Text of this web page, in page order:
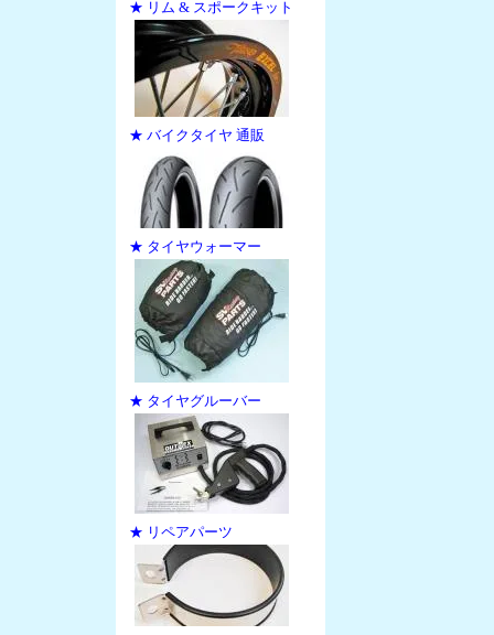
★ リム & スポークキット
★ バイクタイヤ 通販
★ タイヤウォーマー
★ タイヤグルーバー
★ リペアパーツ